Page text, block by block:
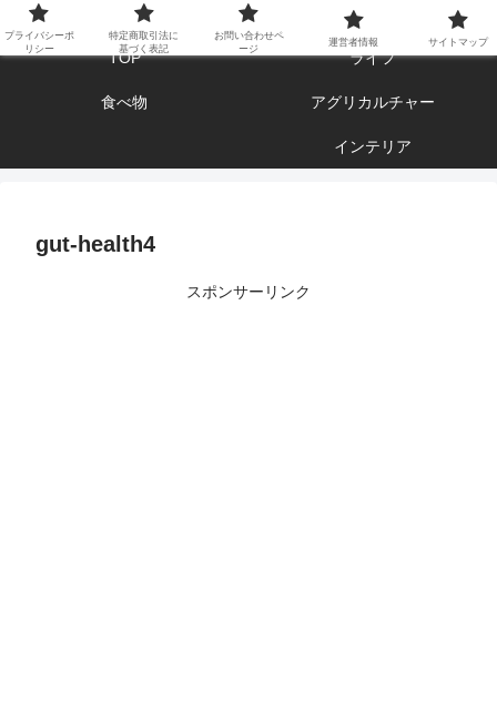
エンジョイ ブログライフ
TOP ライフ
食べ物 アグリカルチャー
インテリア
gut-health4
スポンサーリンク
プライバシーポ
リシー
特定商取引法に
基づく表記
お問い合わせペ
ージ
運営者情報 サイトマップ